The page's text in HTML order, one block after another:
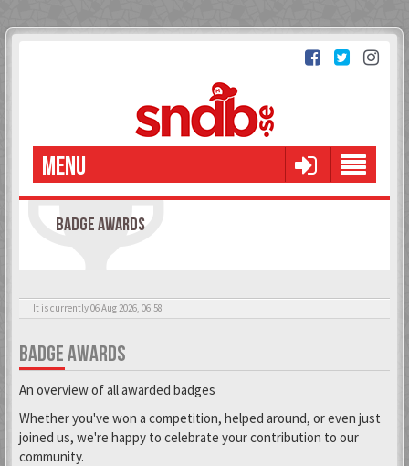
MENU
BADGE AWARDS
It is currently 06 Aug 2026, 06:58
BADGE AWARDS
An overview of all awarded badges
Whether you've won a competition, helped around, or even just
joined us, we're happy to celebrate your contribution to our
community.